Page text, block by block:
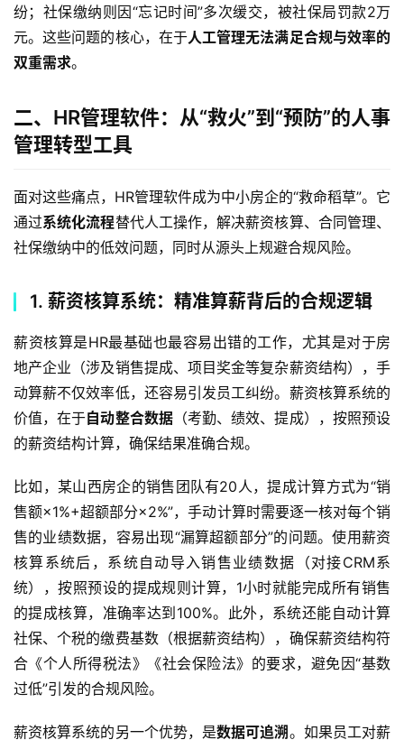
纷；社保缴纳则因“忘记时间”多次缓交，被社保局罚款2万
元。这些问题的核心，在于人工管理无法满足合规与效率的
双重需求。
二、HR管理软件：从“救火”到“预防”的人事
管理转型工具
面对这些痛点，HR管理软件成为中小房企的“救命稻草”。它
通过系统化流程替代人工操作，解决薪资核算、合同管理、
社保缴纳中的低效问题，同时从源头上规避合规风险。
1. 薪资核算系统：精准算薪背后的合规逻辑
薪资核算是HR最基础也最容易出错的工作，尤其是对于房
地产企业（涉及销售提成、项目奖金等复杂薪资结构），手
动算薪不仅效率低，还容易引发员工纠纷。薪资核算系统的
价值，在于自动整合数据（考勤、绩效、提成），按照预设
的薪资结构计算，确保结果准确合规。
比如，某山西房企的销售团队有20人，提成计算方式为“销
售额×1%+超额部分×2%”，手动计算时需要逐一核对每个销
售的业绩数据，容易出现“漏算超额部分”的问题。使用薪资
核算系统后，系统自动导入销售业绩数据（对接CRM系
统），按照预设的提成规则计算，1小时就能完成所有销售
的提成核算，准确率达到100%。此外，系统还能自动计算
社保、个税的缴费基数（根据薪资结构），确保薪资结构符
合《个人所得税法》《社会保险法》的要求，避免因“基数
过低”引发的合规风险。
薪资核算系统的另一个优势，是数据可追溯。如果员工对薪